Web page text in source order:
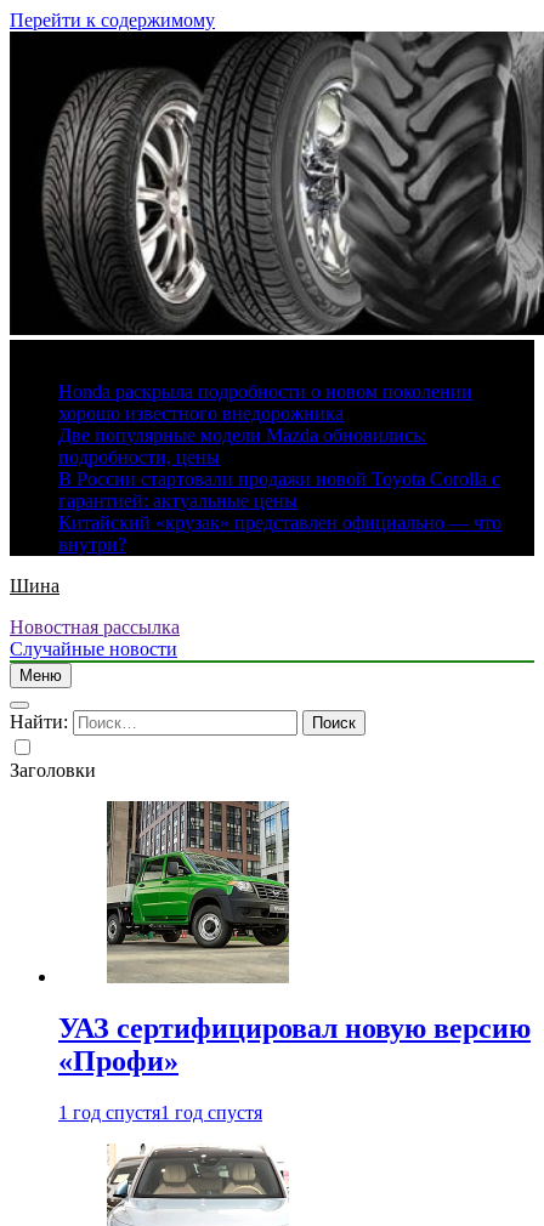
Перейти к содержимому
Honda раскрыла подробности о новом поколении
хорошо известного внедорожника
Две популярные модели Mazda обновились:
подробности, цены
В России стартовали продажи новой Toyota Corolla с
гарантией: актуальные цены
Китайский «крузак» представлен официально — что
внутри?
Шина
Новостная рассылка
Случайные новости
Меню
Найти:
Заголовки
УАЗ сертифицировал новую версию
«Профи»
1 год спустя1 год спустя